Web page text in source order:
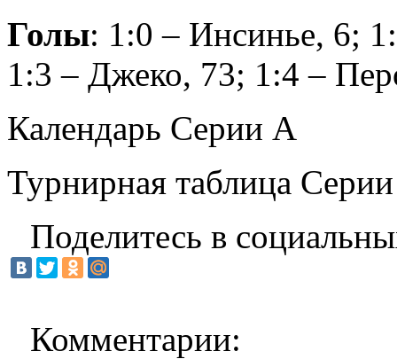
Голы: 1:0 – Инсинье, 6;
1:3 – Джеко, 73; 1:4 –
Календарь Серии А
Турнирная таблица
Поделитесь в
Комментарии: